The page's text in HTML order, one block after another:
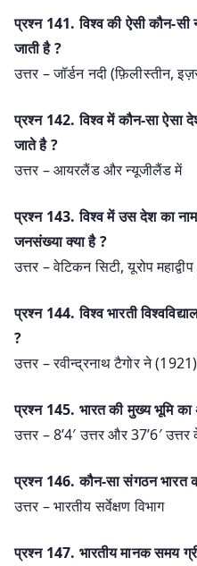
प्रश्‍न 141. विश्व की ऐसी कौन-सी
जाती है ?
उत्तर – जॉर्डन नदी (फ़िलीस्तीन,
प्रश्‍न 142. विश्व में कौन-सा ऐसा
जाते है ?
उत्तर – आयरलैंड और न्यूजीलैंड में
प्रश्‍न 143. विश्व में उस देश का
जनसंख्या क्या है ?
उत्तर – वेटिकन सिटी, यूरोप
प्रश्‍न 144. विश्व भारती
?
उत्तर – रवीन्द्रनाथ टैगोर ने (1921)
प्रश्‍न 145. भारत की मुख्य भूमि
उत्तर – 8’4′ उत्तर और 37’6′
प्रश्‍न 146. कौन-सा संगठन भारत
उत्तर – भारतीय सर्वेक्षण विभाग
प्रश्‍न 147. भारतीय मानक समय